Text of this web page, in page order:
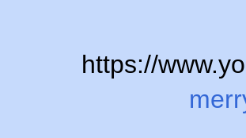
https://